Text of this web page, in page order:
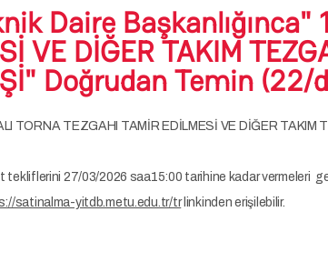
Daire Başkanlığınca"
VE DİĞER TAKIM
Doğrudan Temin (22/
TORNA TEZGAHI TAMİR EDİLMESİ VE DİĞER
tekliflerini 27/03/2026 saa15:00 tarihine kadar vermeleri
satinalma-yitdb.metu.edu.tr/trlinkinden erişilebilir.